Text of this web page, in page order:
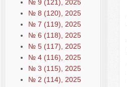
№ 9 (121), 2025
№ 8 (120), 2025
№ 7 (119), 2025
№ 6 (118), 2025
№ 5 (117), 2025
№ 4 (116), 2025
№ 3 (115), 2025
№ 2 (114), 2025